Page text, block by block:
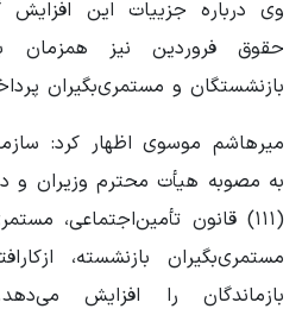
وی درباره جزییات این افزایش
حقوق فروردین نیز همزمان
بازنشستگان و مستمری‌بگیران
میرهاشم موسوی اظهار کرد:
(۱۱۱) قانون تأمین‌اجتماعی،
مستمری‌بگیران بازنشسته،
بازماندگان را افزایش